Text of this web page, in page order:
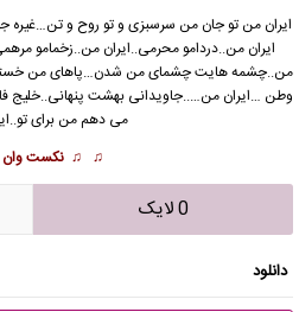
ایران من تو جان من سرسبزی و تو روح و
ایران من..دردامو محرمی..ایران من..زخمامو
من..چشمه هایت چشمای من شدن…پاهای من
وطن …ایران من…..جاویدانی بهشت پنهانی..خلیج
می دهم من برای
♫ ♫ نکست وان
0 لایک
دانلود